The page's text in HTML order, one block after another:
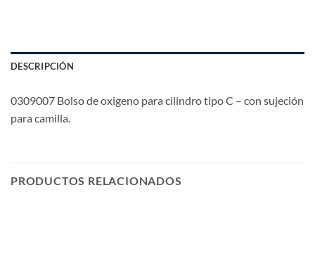
DESCRIPCIÓN
0309007 Bolso de oxigeno para cilindro tipo C – con sujeción
para camilla.
PRODUCTOS RELACIONADOS